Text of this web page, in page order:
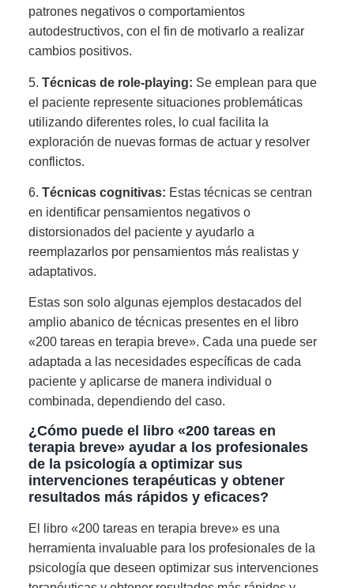
patrones negativos o comportamientos
autodestructivos, con el fin de motivarlo a realizar
cambios positivos.
5. Técnicas de role-playing: Se emplean para que
el paciente represente situaciones problemáticas
utilizando diferentes roles, lo cual facilita la
exploración de nuevas formas de actuar y resolver
conflictos.
6. Técnicas cognitivas: Estas técnicas se centran
en identificar pensamientos negativos o
distorsionados del paciente y ayudarlo a
reemplazarlos por pensamientos más realistas y
adaptativos.
Estas son solo algunas ejemplos destacados del
amplio abanico de técnicas presentes en el libro
«200 tareas en terapia breve». Cada una puede ser
adaptada a las necesidades específicas de cada
paciente y aplicarse de manera individual o
combinada, dependiendo del caso.
¿Cómo puede el libro «200 tareas en
terapia breve» ayudar a los profesionales
de la psicología a optimizar sus
intervenciones terapéuticas y obtener
resultados más rápidos y eficaces?
El libro «200 tareas en terapia breve» es una
herramienta invaluable para los profesionales de la
psicología que deseen optimizar sus intervenciones